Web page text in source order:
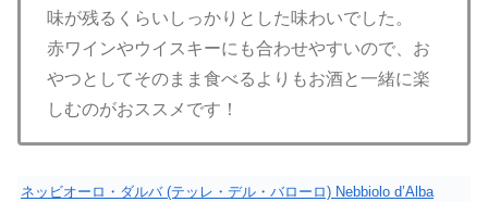
味が残るくらいしっかりとした味わいでした。
赤ワインやウイスキーにも合わせやすいので、お
やつとしてそのまま食べるよりもお酒と一緒に楽
しむのがおススメです！
ネッビオーロ・ダルバ (テッレ・デル・バローロ) Nebbiolo d’Alba